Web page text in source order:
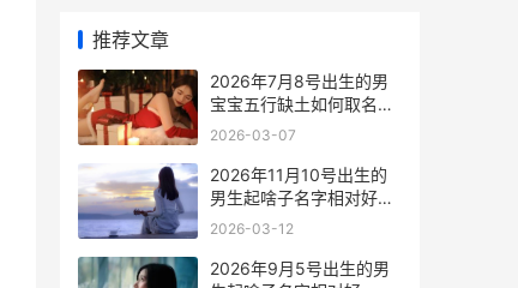
推荐文章
2026年7月8号出生的男
宝宝五行缺土如何取名
2026年7月8日出生男孩
2026-03-07
2026年11月10号出生的
男生起啥子名字相对好
2026年11月10号是星期
2026-03-12
2026年9月5号出生的男